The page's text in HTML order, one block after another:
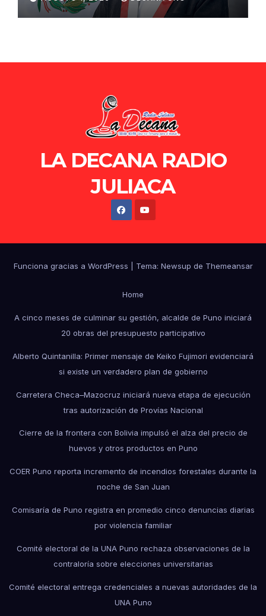
de Ollanta Humala
LA DECANA RADIO
JULIACA
Funciona gracias a WordPress Tema: Newsup de Themeansar
Home
A cinco meses de culminar su gestión, alcalde de Puno iniciará
20 obras del presupuesto participativo
Alberto Quintanilla: Primer mensaje de Keiko Fujimori evidenciará
si existe un verdadero plan de gobierno
Carretera Checa–Mazocruz iniciará nueva etapa de ejecución
tras autorización de Provías Nacional
Cierre de la frontera con Bolivia impulsó el alza del precio de
huevos y otros productos en Puno
COER Puno reporta incremento de incendios forestales durante la
noche de San Juan
Comisaría de Puno registra en promedio cinco denuncias diarias
por violencia familiar
Comité electoral de la UNA Puno rechaza observaciones de la
contraloría sobre elecciones universitarias
Comité electoral entrega credenciales a nuevas autoridades de la
UNA Puno